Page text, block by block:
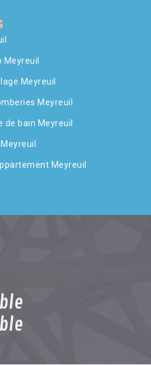
Meyreuil
Meyreuil
Meyreuil
de bain Meyreuil
Meyreuil